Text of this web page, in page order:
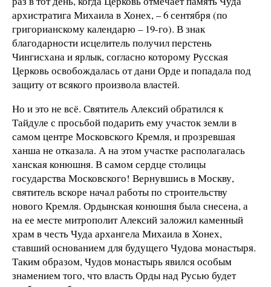
архистратига Михаила в Хонех, – 6 сентября (по
григорианскому календарю – 19-го). В знак
благодарности исцелитель получил перстень
Чингисхана и ярлык, согласно которому Русская
Церковь освобождалась от дани Орде и попадала под
защиту от всякого произвола властей.
Но и это не всё. Святитель Алексий обратился к
Тайдуле с просьбой подарить ему участок земли в
самом центре Московского Кремля, и прозревшая
ханша не отказала. А на этом участке располагалась
ханская конюшня. В самом сердце столицы
государства Московского! Вернувшись в Москву,
святитель вскоре начал работы по строительству
нового Кремля. Ордынская конюшня была снесена, а
на ее месте митрополит Алексий заложил каменный
храм в честь Чуда архангела Михаила в Хонех,
ставший основанием для будущего Чудова монастыря.
Таким образом, Чудов монастырь явился особым
знамением того, что власть Орды над Русью будет